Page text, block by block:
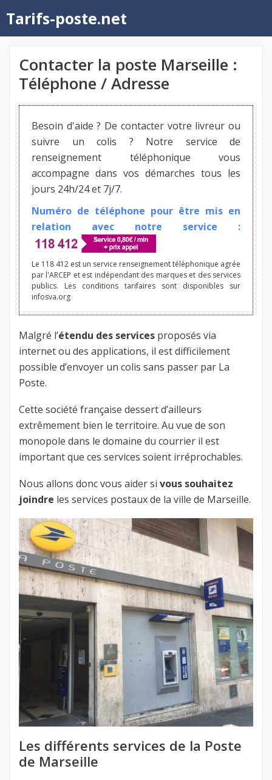
au
contenu
Tarifs-poste.net
Contacter la poste Marseille :
Téléphone / Adresse
Besoin d'aide ? De contacter votre livreur ou
suivre un colis ? Notre service de
renseignement téléphonique vous
accompagne dans vos démarches tous les
jours 24h/24 et 7j/7.
Numéro de téléphone pour être mis en
relation avec notre service :
Le 118 412 est un service renseignement téléphonique agrée
par l'ARCEP et est indépendant des marques et des services
publics. Les conditions tarifaires sont disponibles sur
infosva.org
Malgré l’étendu des services proposés via
internet ou des applications, il est difficilement
possible d’envoyer un colis sans passer par La
Poste.
Cette société française dessert d’ailleurs
extrêmement bien le territoire. Au vue de son
monopole dans le domaine du courrier il est
important que ces services soient irréprochables.
Nous allons donc vous aider si vous souhaitez
joindre les services postaux de la ville de Marseille.
Les différents services de la Poste
de Marseille